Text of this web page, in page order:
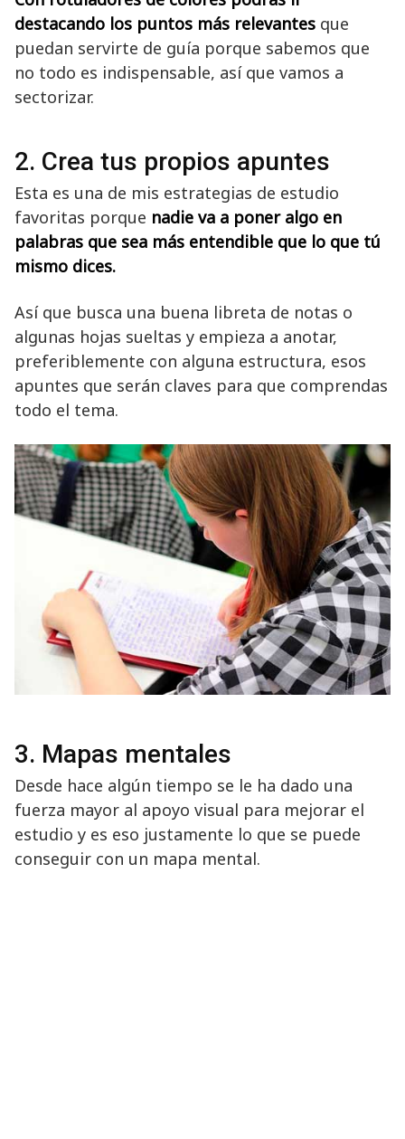
destacando los puntos más relevantes que
puedan servirte de guía porque sabemos que
no todo es indispensable, así que vamos a
sectorizar.
2. Crea tus propios apuntes
Esta es una de mis estrategias de estudio
favoritas porque nadie va a poner algo en
palabras que sea más entendible que lo que tú
mismo dices.
Así que busca una buena libreta de notas o
algunas hojas sueltas y empieza a anotar,
preferiblemente con alguna estructura, esos
apuntes que serán claves para que comprendas
todo el tema.
3. Mapas mentales
Desde hace algún tiempo se le ha dado una
fuerza mayor al apoyo visual para mejorar el
estudio y es eso justamente lo que se puede
conseguir con un mapa mental.